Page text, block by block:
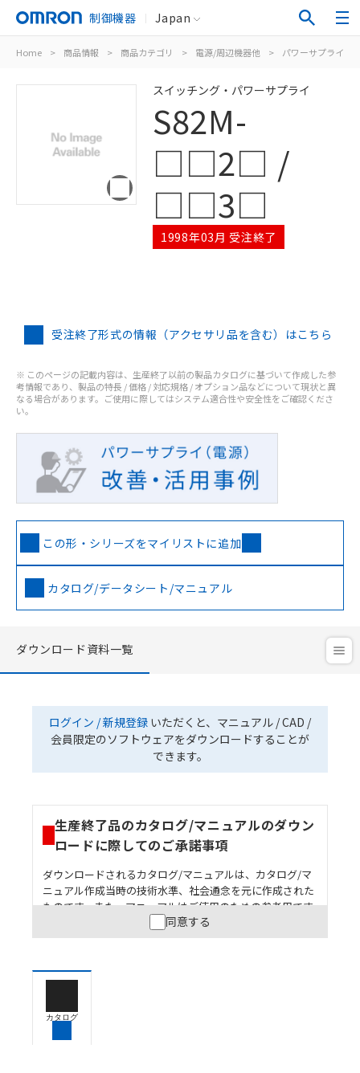
制御機器 Japan
Home > 商品情報 > 商品カテゴリ > 電源/周辺機器他 > パワーサプライ（
スイッチング・パワーサプライ
S82M-
□□2□ /
□□3□
1998年03月 受注終了
受注終了形式の情報（アクセサリ品を含む）はこちら
※ このページの記載内容は、生産終了以前の製品カタログに基づいて作成した参
考情報であり、製品の特長 / 価格 / 対応規格 / オプション品などについて現状と異
なる場合があります。ご使用に際してはシステム適合性や安全性をご確認くださ
い。
この形・シリーズをマイリストに追加
カタログ/データシート/マニュアル
ダウンロード資料一覧
ログイン / 新規登録 いただくと、マニュアル / CAD /
会員限定のソフトウェアをダウンロードすることが
できます。
生産終了品のカタログ/マニュアルのダウン
ロードに際してのご承諾事項
ダウンロードされるカタログ/マニュアルは、カタログ/マ
ニュアル作成当時の技術水準、社会通念を元に作成された
ものです。また、マニュアルはご使用のための参考用です
ので、ご使用にあたっての安全性については十分にご配慮
ください。以下の内容をご承諾の上、ご利用ください。
うな用途に使用される場合には、システム全体として
保できるよう設計されていること、および本製品が全
ていることを、必ず事前に確認してください。
同意する
カタログ